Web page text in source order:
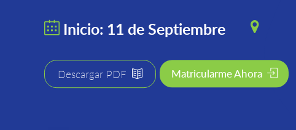
Inicio: 11 de Septiembre
Descargar PDF Matricularme Ahora